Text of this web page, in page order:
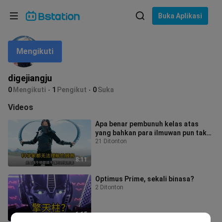
Buka Aplikasi
digejiangju
0 Mengikuti 1 Pengikut 0Suka
Mengikuti
Videos
8:11
Apa benar pembunuh kelas atas
yang bahkan para ilmuwan pun tak
mengerti?
21 Ditonton
1:15
Optimus Prime, sekali binasa?
2 Ditonton
Bahasa: Bahasa Indonesia
Pilih bahasa
English
ภาษาไทย
Tiếng Việt
Bahasa Melayu